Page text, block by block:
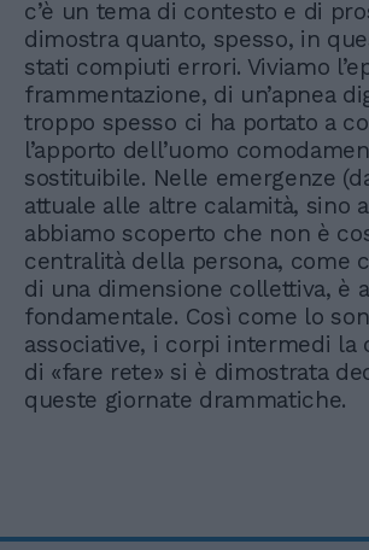
c’è un tema di contesto e di
dimostra quanto, spesso, in
stati compiuti errori. Viviamo
frammentazione, di un’apnea
troppo spesso ci ha portato a
l’apporto dell’uomo
sostituibile. Nelle emergenze
attuale alle altre calamità, sino
abbiamo scoperto che non è
centralità della persona, come
di una dimensione collettiva, è
fondamentale. Così come lo
associative, i corpi intermedi la
di «fare rete» si è dimostrata
queste giornate drammatiche.